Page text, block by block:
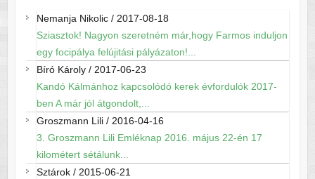
Nemanja Nikolic/ 2017-08-18
Sziasztok! Nagyon szeretném már,hogy Farmos induljon
egy focipálya felújitási pályázaton!...
Bíró Károly/ 2017-06-23
Kandó Kálmánhoz kapcsolódó kerek évfordulók 2017-
ben A már jól átgondolt,...
Groszmann Lili/ 2016-04-16
3. Groszmann Lili Emléknap 2016. május 22-én 17
kilométert sétálunk...
Sztárok/ 2015-06-21